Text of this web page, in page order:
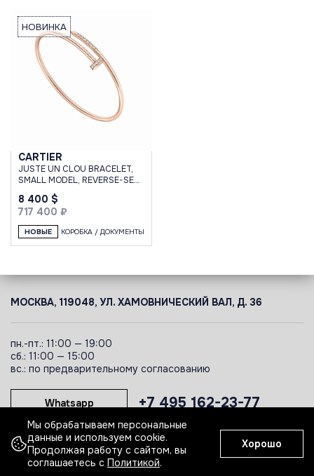
НОВИНКА
CARTIER
JUSTE UN CLOU BRACELET,
SMALL MODEL, REVERSE-SET
DIAMONDS 16
8 400 $
717 400 ₽
НОВЫЕ КОРОБКА / ДОКУМЕНТЫ
МОСКВА, 119048, УЛ. ХАМОВНИЧЕСКИЙ ВАЛ, Д. 36
пн.-пт.: 11:00 — 19:00
сб.: 11:00 — 15:00
вс.: по предварительному согласованию
+7 495 162-23-77
Whatsapp
Telegram
Мы обрабатываем персональные
данные и используем cookie.
Продолжая работу с сайтом, вы
соглашаетесь с Политикой.
Хорошо